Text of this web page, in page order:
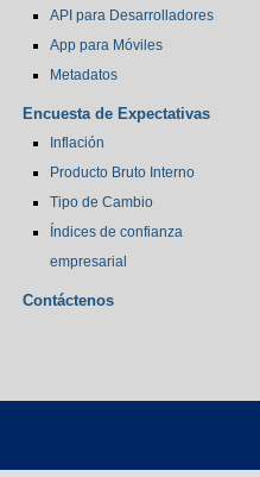
API para Desarrolladores
App para Móviles
Metadatos
Encuesta de Expectativas
Inflación
Producto Bruto Interno
Tipo de Cambio
Índices de confianza
empresarial
Contáctenos